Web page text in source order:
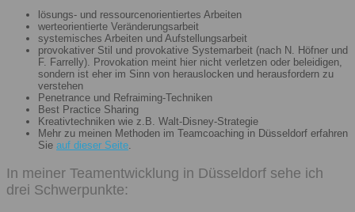
lösungs- und ressourcenorientiertes Arbeiten
werteorientierte Veränderungsarbeit
systemisches Arbeiten und Aufstellungsarbeit
provokativer Stil und provokative Systemarbeit (nach N. Höfner und
F. Farrelly). Provokation meint hier nicht verletzen oder beleidigen,
sondern ist eher im Sinn von herauslocken und herausfordern zu
verstehen
Penetrance und Refraiming-Techniken
Best Practice Sharing
Kreativtechniken wie z.B. Walt-Disney-Strategie
Mehr zu meinen Methoden im Teamcoaching in Düsseldorf erfahren
Sie auf dieser Seite.
In meiner Teamentwicklung in Düsseldorf sehe ich
drei Schwerpunkte: